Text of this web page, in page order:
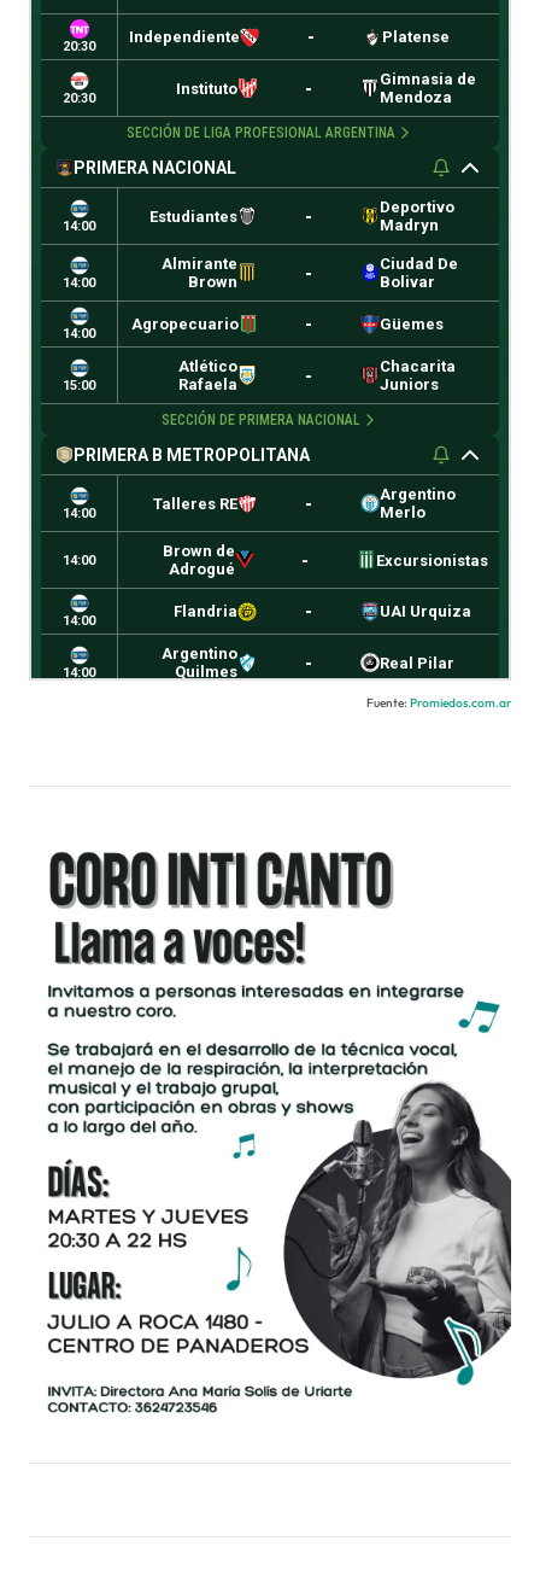
Fuente: Promiedos.com.ar